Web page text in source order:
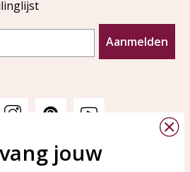
Aanmelden
KAYA Sieraden
jouw